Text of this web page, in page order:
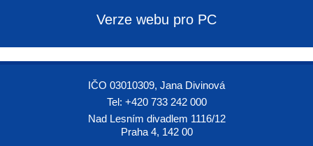
Verze webu pro PC
IČO 03010309, Jana Divinová
Tel: +420 733 242 000
Nad Lesním divadlem 1116/12
Praha 4, 142 00